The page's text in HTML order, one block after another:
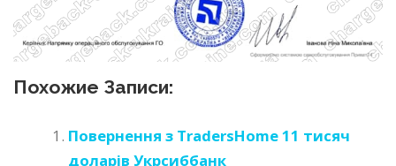
Похожие Записи:
Повернення з TradersHome 11 тисяч
доларів Укрсиббанк